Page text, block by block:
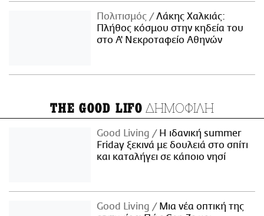
Πολιτισμός
Λάκης Χαλκιάς:
Πλήθος κόσμου στην κηδεία του
στο Α' Νεκροταφείο Αθηνών
THE GOOD LIFO ΔΗΜΟΦΙΛΗ
Good Living
Η ιδανική summer
Friday ξεκινά με δουλειά στο σπίτι
και καταλήγει σε κάποιο νησί
Good Living
Μια νέα οπτική της